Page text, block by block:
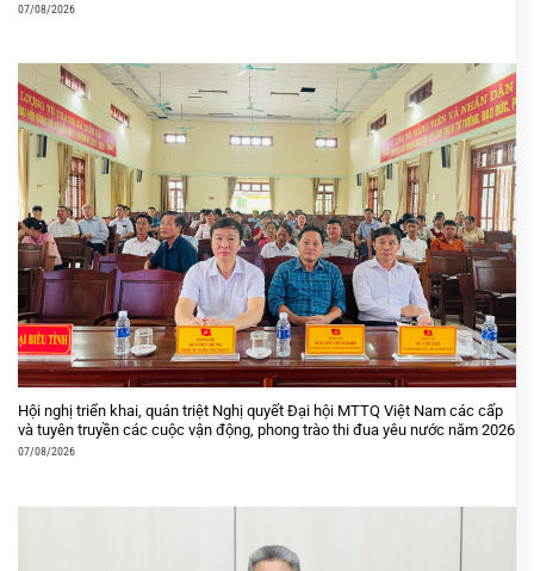
07/08/2026
Hội nghị triển khai, quán triệt Nghị quyết Đại hội MTTQ Việt Nam các cấp
và tuyên truyền các cuộc vận động, phong trào thi đua yêu nước năm 2026
07/08/2026